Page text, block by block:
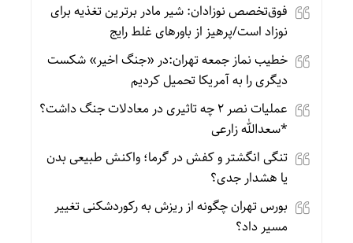
فوق‌تخصص نوزادان: شیر مادر برترین تغذیه برای
نوزاد است/پرهیز از باورهای غلط رایج
خطیب نماز جمعه تهران:در «جنگ اخیر» شکست
دیگری را به آمریکا تحمیل کردیم
عملیات نصر ۲ چه تاثیری در معادلات جنگ داشت؟
*سعدالله زارعی
تنگی انگشتر و کفش در گرما؛ واکنش طبیعی بدن
یا هشدار جدی؟
بورس تهران چگونه از ریزش به رکوردشکنی تغییر
مسیر داد؟